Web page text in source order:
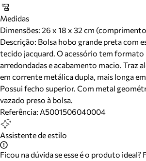
Medidas
Dimensões: 26 x 18 x 32 cm
Descrição: Bolsa hobo grande preta com
tecido jacquard. O acessório tem formato
arredondadas e acabamento macio. Traz
em corrente metálica dupla, mais longa
Possui fecho superior. Com metal
vazado preso à bolsa.
Referência: A5001506040004
Assistente de estilo
Ficou na dúvida se esse é o produto ideal?